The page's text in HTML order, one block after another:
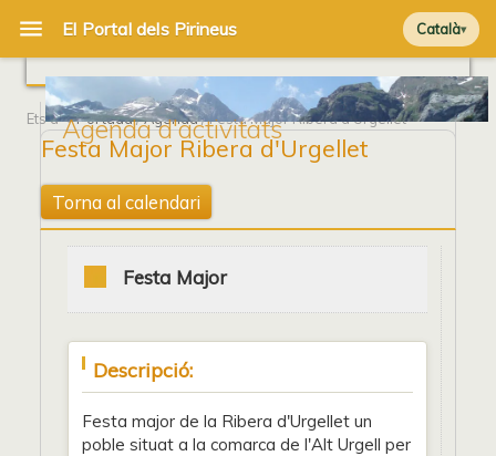
Català
Agenda d'activitats
Ets a Portada/Agenda/ Festa Major Ribera d'Urgellet
Festa Major Ribera d'Urgellet
Torna al calendari
Festa Major
Descripció:
Festa major de la Ribera d'Urgellet un
poble situat a la comarca de l'Alt Urgell per